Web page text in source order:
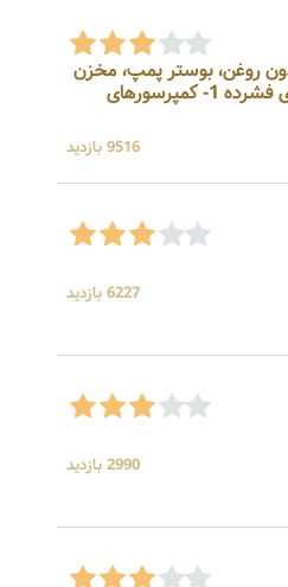
بدون روغن، بوستر پمپ، مخزن
هوای فشرده ، درایر جذبی ، درایر تبریدی ، فیلترهای تسویه هوا و تجهیزات هوای فشرده 1- کمپرسورهای
9516 بازدید
6227 بازدید
2990 بازدید